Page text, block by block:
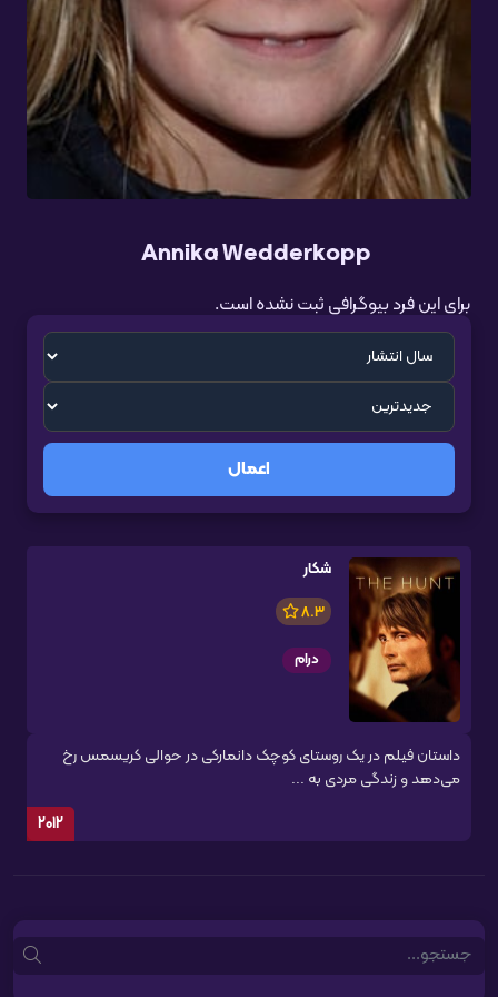
Annika Wedderkopp
برای این فرد بیوگرافی ثبت نشده است.
اعمال
شکار
8.3
درام
داستان فیلم در یک روستای کوچک دانمارکی در حوالی کریسمس رخ
می‌دهد و زندگی مردی به ...
2012
Search